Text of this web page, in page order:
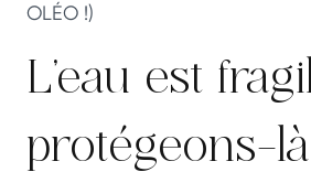
OLÉO !)
L’eau est
protégeons-